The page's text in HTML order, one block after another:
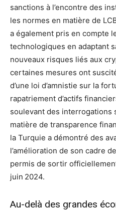
sanctions à l’encontre des
les normes en matière de
a également pris en compte
technologiques en adaptant
nouveaux risques liés aux
certaines mesures ont
d’une loi d’amnistie sur la
rapatriement d’actifs
soulevant des interrogations
matière de transparence
la Turquie a démontré des
l’amélioration de son cadre
permis de sortir
juin 2024.
Au-delà des grandes